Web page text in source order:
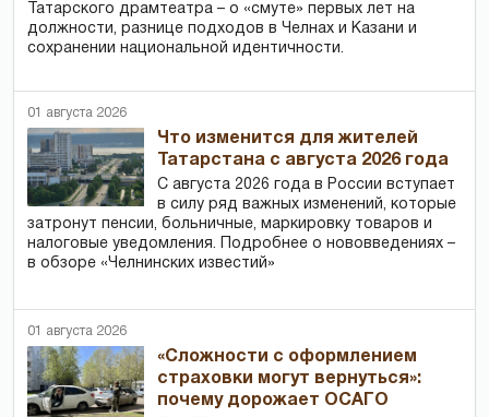
Татарского драмтеатра – о «смуте» первых лет на
должности, разнице подходов в Челнах и Казани и
сохранении национальной идентичности.
01 августа 2026
Что изменится для жителей
Татарстана с августа 2026 года
С августа 2026 года в России вступает
в силу ряд важных изменений, которые
затронут пенсии, больничные, маркировку товаров и
налоговые уведомления. Подробнее о нововведениях –
в обзоре «Челнинских известий»
01 августа 2026
«Сложности с оформлением
страховки могут вернуться»:
почему дорожает ОСАГО